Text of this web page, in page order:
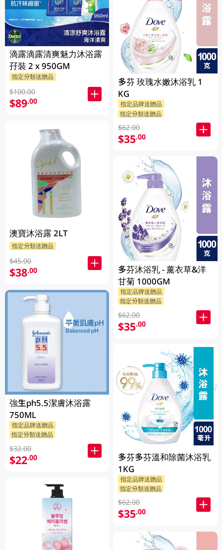
滴露滴露清爽魅力沐浴露
孖裝 2 x 950GM
指定分類送贈品
$100.00
$89.00
澳寶沐浴露 2LT
指定分類送贈品
$45.00
$38.00
強生ph5.5潔膚沐浴露
750ML
指定品牌送贈品
指定分類送贈品
$32.00
$22.00
多芬 玫瑰水嫩沐浴乳 1
KG
指定品牌送贈品
指定分類送贈品
$62.00
$35.00
多芬沐浴乳 - 薰衣草&洋
甘菊 1000GM
指定品牌送贈品
指定分類送贈品
$62.00
$35.00
多芬多芬溫和除菌沐浴乳
1KG
指定品牌送贈品
指定分類送贈品
$62.00
$35.00